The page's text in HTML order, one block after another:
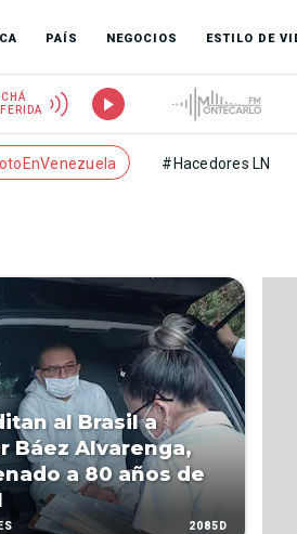
PAÍS NEGOCIOS ESTILO DE
#Hacedores LN
al Brasil a
Báez Alvarenga,
a 80 años de
2085D